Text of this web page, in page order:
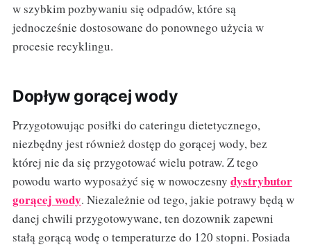
w szybkim pozbywaniu się odpadów, które są
jednocześnie dostosowane do ponownego użycia w
procesie recyklingu.
Dopływ gorącej wody
Przygotowując posiłki do cateringu dietetycznego,
niezbędny jest również dostęp do gorącej wody, bez
której nie da się przygotować wielu potraw. Z tego
powodu warto wyposażyć się w nowoczesny dystrybutor
gorącej wody. Niezależnie od tego, jakie potrawy będą w
danej chwili przygotowywane, ten dozownik zapewni
stałą gorącą wodę o temperaturze do 120 stopni. Posiada